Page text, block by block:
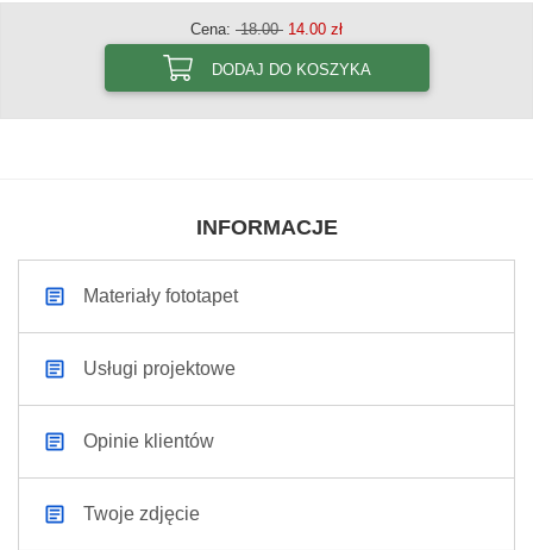
Cena: 18.00 14.00 zł
DODAJ DO KOSZYKA
INFORMACJE
Materiały fototapet
Usługi projektowe
Opinie klientów
Twoje zdjęcie